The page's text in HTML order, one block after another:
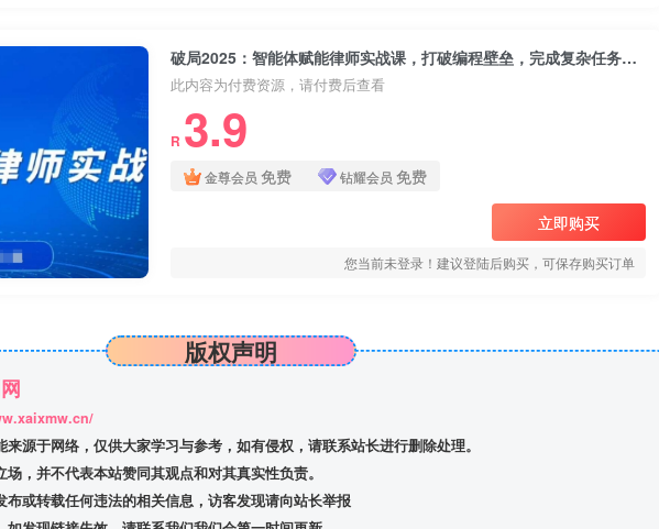
破局2025：智能体赋能律师实战课，打破编程壁垒，完成复杂任务，沉淀专属知识，赋能律师实务
此内容为付费资源，请付费后查看
R 3.9
金尊会员 免费 钻耀会员 免费
立即购买
您当前未登录！建议登陆后购买，可保存购买订单
版权声明
源于网络，仅供大家学习与参考，如有侵权，请联系站长进行删除处理。
，并不代表本站赞同其观点和对其真实性负责。
布或转载任何违法的相关信息，访客发现请向站长举报